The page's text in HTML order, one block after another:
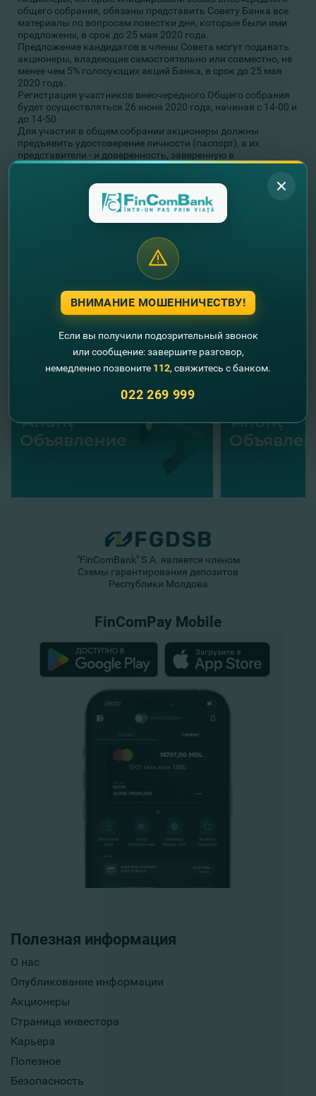
общего собрания, обязаны представить Совету Банка все
материалы по вопросам повестки дня, которые были ими
предложены, в срок до 25 мая 2020 года.
Предложение кандидатов в члены Совета могут подавать
акционеры, владеющие самостоятельно или совместно, не
менее чем 5% голосующих акций Банка, в срок до 25 мая
2020 года.
Регистрация участников внеочередного Общего собрания
будет осуществляться 26 июня 2020 года, начиная с 14-00 и
до 14-50.
Для участия в общем собрании акционеры должны
предъявить удостоверение личности (паспорт), а их
представители - и доверенность, заверенную в
установленном законом порядке или выписку из
руководителей акционеров - юридических лиц.
Акционеры могут ознакомиться с материалами к повестке
дня внеочередного Общего собрания в центральном офисе
16 июня 2020г. в рабочие дни, между 10-00 и 17-00 часами,
Дополнительная информация по тел: (022) 269 809;
Другие новости
Полезная информация
О нас
Опубликование информации
Акционеры
Страница инвестора
Карьера
Полезное
Безопасность
"FinComBank" S.A. является членом
Схемы гарантирования депозитов
Республики Молдова
FinComPay Mobile
ВНИМАНИЕ МОШЕННИЧЕСТВУ!
Если вы получили подозрительный звонок
или сообщение: завершите разговор,
немедленно позвоните 112, свяжитесь с банком.
022 269 999